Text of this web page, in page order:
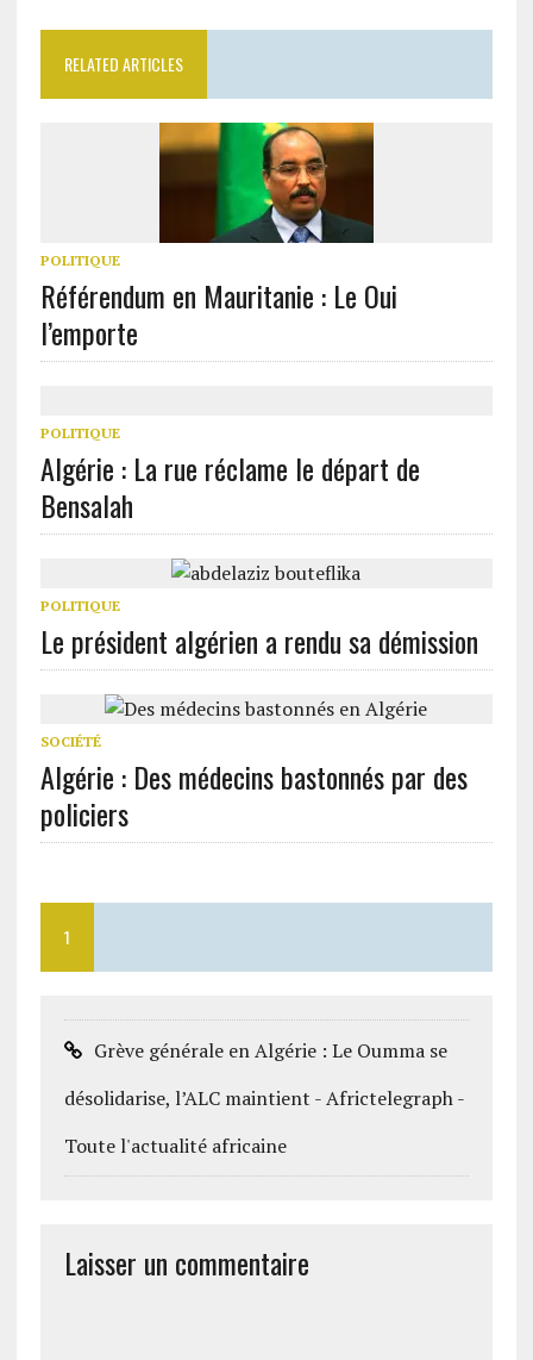
RELATED ARTICLES
POLITIQUE
Référendum en Mauritanie : Le Oui
l’emporte
POLITIQUE
Algérie : La rue réclame le départ de
Bensalah
POLITIQUE
Le président algérien a rendu sa démission
SOCIÉTÉ
Algérie : Des médecins bastonnés par des
policiers
1
Grève générale en Algérie : Le Oumma se
désolidarise, l’ALC maintient - Africtelegraph -
Toute l'actualité africaine
Laisser un commentaire